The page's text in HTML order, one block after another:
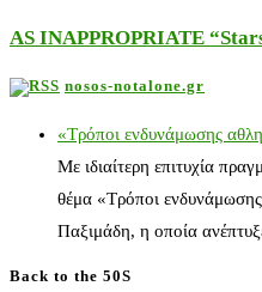
AS INAPPROPRIATE
nosos-notalone.gr
«Τρόποι ενδυνάμωσης
Με ιδιαίτερη επιτυχία
θέμα «Τρόποι
Παξιμάδη, η οποία
Back to the 50S